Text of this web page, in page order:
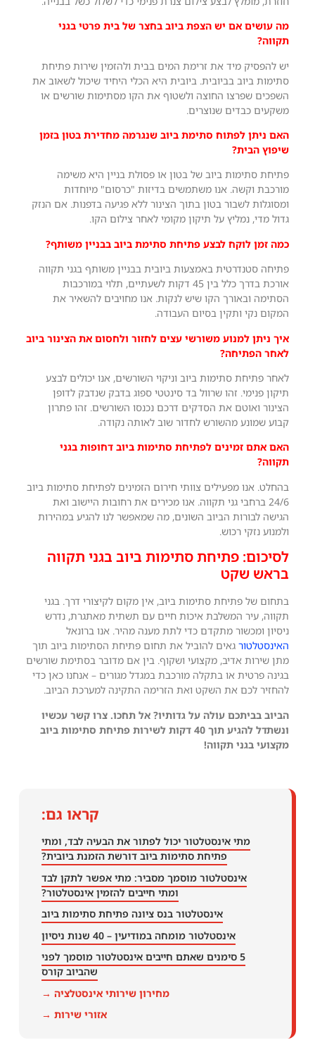
מה עושים אם יש הצפת ביוב בחצר של בית פרטי בגני
תקווה?
יש להפסיק מיד את זרימת המים בבית ולהזמין שירות פתיחת
סתימות ביוב בביובית. ביובית היא הכלי היחיד שיכול לשאוב את
השפכים שפרצו החוצה ולשטוף את הקו מסתימות שורשים או
משקעים כבדים שנוצרים.
האם ניתן לפתוח סתימת ביוב שנגרמה מחדירת בטון בזמן
שיפוץ הבית?
פתיחת סתימות ביוב של בטון או פסולת בניין היא משימה
מורכבת וקשה. אנו משתמשים בדיזות "כרסום" מיוחדות
ומסוגלות לשבור בטון בתוך הצינור ללא פגיעה בדפנות. אם הנזק
גדול מדי, נמליץ על תיקון מקומי לאחר צילום הקו.
כמה זמן לוקח לבצע פתיחת סתימת ביוב בבניין משותף?
פתיחה סטנדרטית באמצעות ביובית בבניין משותף בגני תקווה
אורכת בדרך כלל בין 45 דקות לשעתיים, תלוי במורכבות
הסתימה ובאורך הקו שיש לנקות. אנו מחויבים להשאיר את
המקום נקי ותקין בסיום העבודה.
איך ניתן למנוע משורשי עצים לחזור ולחסום את הצינור ביוב
לאחר הפתיחה?
לאחר פתיחת סתימות ביוב וניקוי השורשים, אנו יכולים לבצע
תיקון פנימי. זהו שרוול בד סינטטי ספוג בדבק שנדבק לדופן
הצינור ואוטם את הסדקים דרכם נכנסו השורשים. זהו פתרון
קבוע שמונע מהשורש לחדור שוב לאותה נקודה.
האם אתם זמינים לפתיחת סתימות ביוב דחופות בגני
תקווה?
בהחלט. אנו מפעילים צוותי חירום הזמינים לפתיחת סתימות ביוב
24/6 ברחבי גני תקווה. אנו מכירים את רחובות היישוב ואת
הגישה לבורות הביוב השונים, מה שמאפשר לנו להגיע במהירות
ולמנוע נזקי רכוש.
לסיכום: פתיחת סתימות ביוב בגני תקווה
בראש שקט
בתחום של פתיחת סתימות ביוב, אין מקום לקיצורי דרך. בגני
תקווה, עיר המשלבת איכות חיים עם תשתית מאתגרת, נדרש
ניסיון ומכשור מתקדם כדי לתת מענה מהיר. אנו ברונאל
האינסטלטורגאים להוביל את תחום פתיחת הסתימות ביוב תוך
מתן שירות אדיב, מקצועי ושקוף. בין אם מדובר בסתימת שורשים
בגינה פרטית או בתקלה מורכבת במגדל מגורים – אנחנו כאן כדי
להחזיר לכם את השקט ואת הזרימה התקינה למערכת הביוב.
הביוב בביתכם עולה על גדותיו? אל תחכו. צרו קשר עכשיו
ונשתדל להגיע תוך 40 דקות לשירות פתיחת סתימות ביוב
מקצועי בגני תקווה!
קראו גם:
מתי אינסטלטור יכול לפתור את הבעיה לבד, ומתי
פתיחת סתימות ביוב דורשת הזמנת ביובית?
אינסטלטור מוסמך מסביר: מתי אפשר לתקן לבד
ומתי חייבים להזמין אינסטלטור?
אינסטלטור בנס ציונה פתיחת סתימות ביוב
אינסטלטור מומחה במודיעין – 40 שנות ניסיון
5 סימנים שאתם חייבים אינסטלטור מוסמך לפני
שהביוב קורס
מחירון שירותי אינסטלציה →
אזורי שירות →